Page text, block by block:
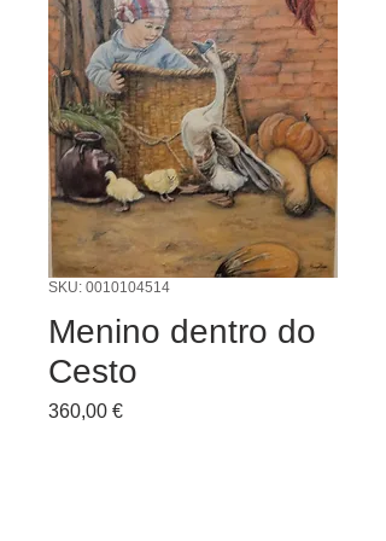
SKU: 0010104514
Menino dentro do
Cesto
360,00 €Preço